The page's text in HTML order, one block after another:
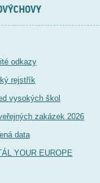
odkazy
rejstřík
vysokých škol
zakázek 2026
data
YOUR EUROPE